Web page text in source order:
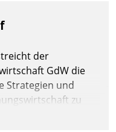
der
GdW die
Strategien und
zu